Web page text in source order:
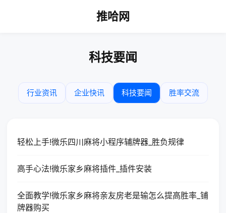
推哈网
科技要闻
行业资讯 企业快讯 科技要闻 胜率交流
轻松上手!微乐四川麻将小程序辅牌器_胜负规律
高手心法!微乐家乡麻将插件_插件安装
全面教学!微乐家乡麻将亲友房老是输怎么提高胜率_铺
牌器购买